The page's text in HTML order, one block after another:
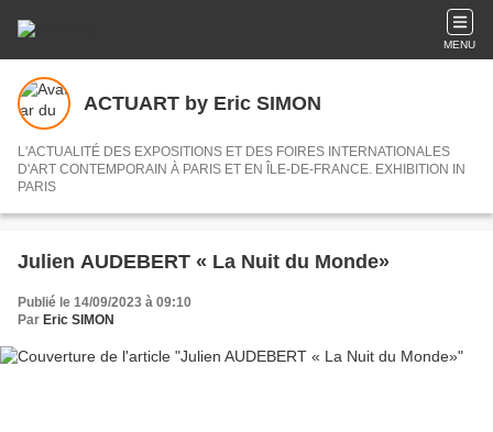
MENU
ACTUART by Eric SIMON
L'ACTUALITÉ DES EXPOSITIONS ET DES FOIRES INTERNATIONALES
D'ART CONTEMPORAIN À PARIS ET EN ÎLE-DE-FRANCE. EXHIBITION IN
PARIS
Julien AUDEBERT « La Nuit du Monde»
Publié le 14/09/2023 à 09:10
Par Eric SIMON